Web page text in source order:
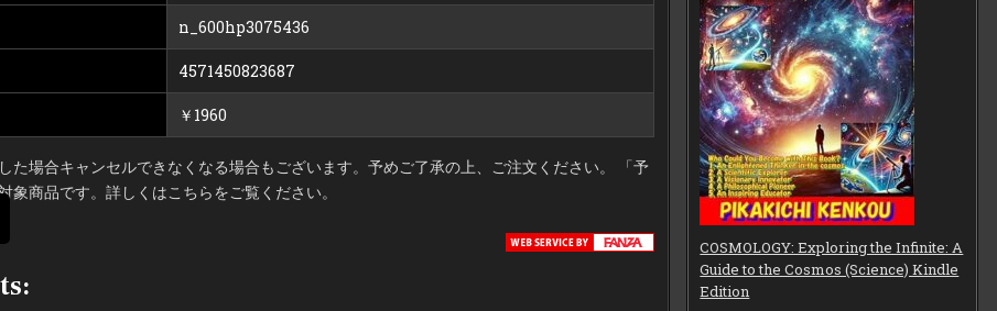
n_600hp3075436
4571450823687
￥1960
た場合キャンセルできなくなる場合もございます。予めご了承の上、ご注文ください。 「予
象商品です。詳しくはこちらをご覧ください。
COSMOLOGY: Exploring the Infinite: A
Guide to the Cosmos (Science) Kindle
Edition